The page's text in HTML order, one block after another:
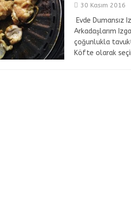
30 Kasım 2016
Evde Dumansız
Arkadaşlarım
çoğunlukla
Köfte olarak